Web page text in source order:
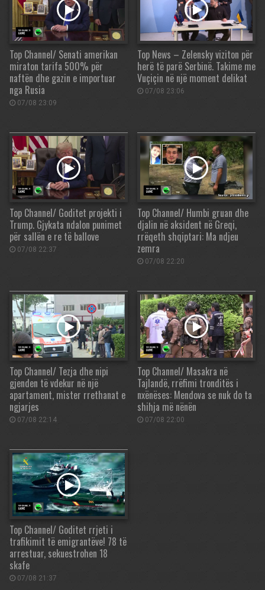
Top Channel/ Senati amerikan
miraton tarifa 500% për
naftën dhe gazin e importuar
nga Rusia
07/08 23:09
Top News – Zelensky viziton për
herë të parë Serbinë. Takime me
Vuçiçin në një moment delikat
07/08 23:06
Top Channel/ Goditet projekti i
Trump. Gjykata ndalon punimet
për sallën e re të ballove
07/08 22:37
Top Channel/ Humbi gruan dhe
djalin në aksident në Greqi,
rrëqeth shqiptari: Ma ndjeu
zemra
07/08 22:20
Top Channel/ Tezja dhe nipi
gjenden të vdekur në një
apartament, mister rrethanat e
ngjarjes
07/08 22:14
Top Channel/ Masakra në
Tajlandë, rrëfimi tronditës i
nxënëses: Mendova se nuk do ta
shihja më nënën
07/08 22:00
Top Channel/ Goditet rrjeti i
trafikimit të emigrantëve! 78 të
arrestuar, sekuestrohen 18
skafe
07/08 21:37